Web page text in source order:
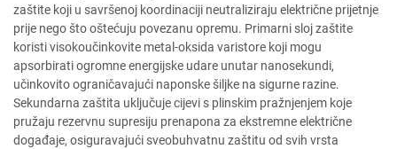
zaštite koji u savršenoj koordinaciji neutraliziraju električne prijetnje
prije nego što oštećuju povezanu opremu. Primarni sloj zaštite
koristi visokoučinkovite metal-oksida varistore koji mogu
apsorbirati ogromne energijske udare unutar nanosekundi,
učinkovito ograničavajući naponske šiljke na sigurne razine.
Sekundarna zaštita uključuje cijevi s plinskim pražnjenjem koje
pružaju rezervnu supresiju prenapona za ekstremne električne
događaje, osiguravajući sveobuhvatnu zaštitu od svih vrsta